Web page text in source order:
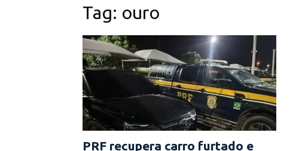
Tag: ouro
PRF recupera carro furtado e